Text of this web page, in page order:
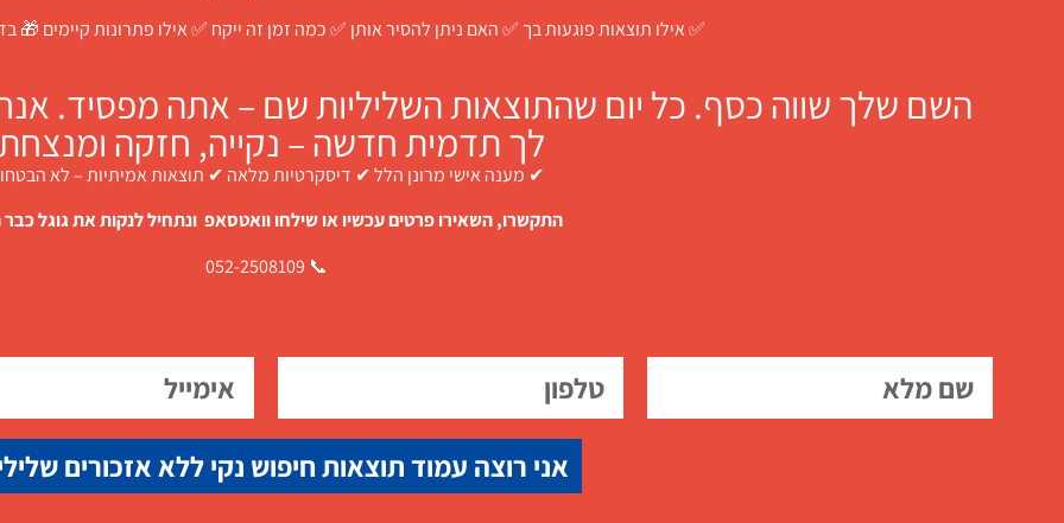
✅ אילו תוצאות פוגעות בך ✅ האם ניתן להסיר אותן ✅ כמה זמן זה ייקח ✅ אילו פתרונות קיימים 🎁
השם שלך שווה כסף. כל יום שהתוצאות השליליות שם – אתה מפסיד.
לך תדמית חדשה – נקייה, חזקה
✔ מענה אישי מרונן הלל ✔ דיסקרטיות מלאה ✔ תוצאות אמיתיות – לא
התקשרו, השאירו פרטים עכשיו או שילחו וואטסאפ ונתחיל לנקות את גוגל כבר
📞 052-2508109
אני רוצה עמוד תוצאות חיפוש נקי ללא אזכורים